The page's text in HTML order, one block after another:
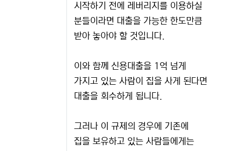
시작하기 전에 레버리지를 이용하실
분들이라면 대출을 가능한 한도만큼
받아 놓아야 할 것입니다.
이와 함께 신용대출을 1억 넘게
가지고 있는 사람이 집을 사게 된다면
대출을 회수하게 됩니다.
그러나 이 규제의 경우에 기존에
집을 보유하고 있는 사람들에게는